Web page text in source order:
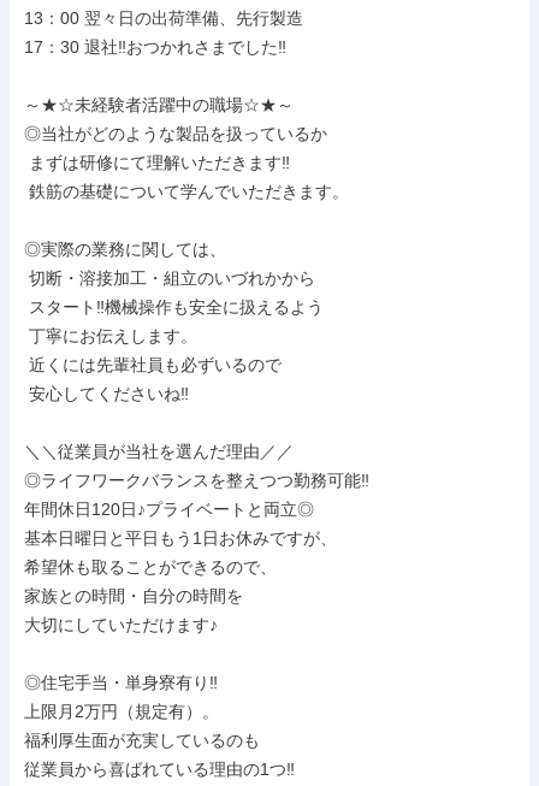
13：00 翌々日の出荷準備、先行製造
17：30 退社‼おつかれさまでした‼
～★☆未経験者活躍中の職場☆★～
◎当社がどのような製品を扱っているか
◎実際の業務に関しては、
＼＼従業員が当社を選んだ理由／／
◎ライフワークバランスを整えつつ勤務可能‼
年間休日120日♪プライベートと両立◎
基本日曜日と平日もう1日お休みですが、
希望休も取ることができるので、
家族との時間・自分の時間を
大切にしていただけます♪
◎住宅手当・単身寮有り‼
上限月2万円（規定有）。
福利厚生面が充実しているのも
従業員から喜ばれている理由の1つ‼